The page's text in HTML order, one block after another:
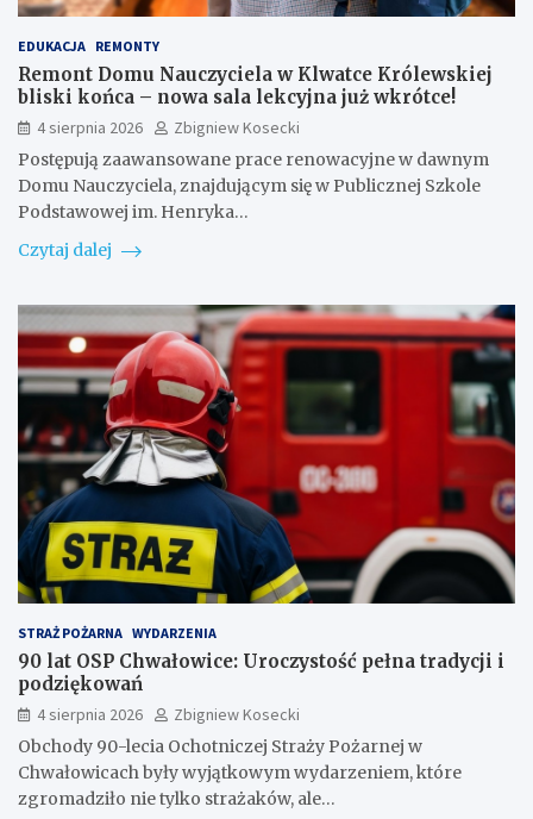
EDUKACJA REMONTY
Remont Domu Nauczyciela w Klwatce Królewskiej
bliski końca – nowa sala lekcyjna już wkrótce!
4 sierpnia 2026
Zbigniew Kosecki
Postępują zaawansowane prace renowacyjne w dawnym
Domu Nauczyciela, znajdującym się w Publicznej Szkole
Podstawowej im. Henryka…
Czytaj dalej
STRAŻ POŻARNA WYDARZENIA
90 lat OSP Chwałowice: Uroczystość pełna tradycji i
podziękowań
4 sierpnia 2026
Zbigniew Kosecki
Obchody 90-lecia Ochotniczej Straży Pożarnej w
Chwałowicach były wyjątkowym wydarzeniem, które
zgromadziło nie tylko strażaków, ale…